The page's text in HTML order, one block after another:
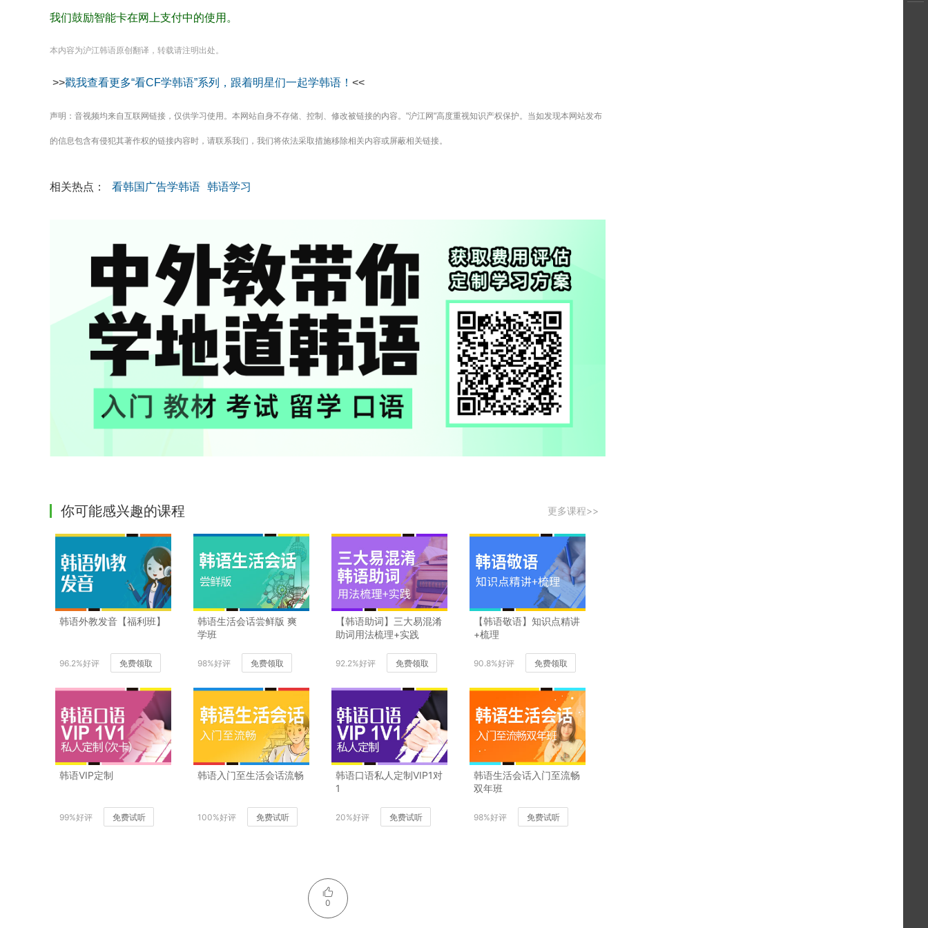
我们鼓励智能卡在网上支付中的使用。
本内容为沪江韩语原创翻译，转载请注明出处。
>>戳我查看更多“看CF学韩语”系列，跟着明星们一起学韩语！ <<
声明：音视频均来自互联网链接，仅供学习使用。本网站自身不存储、控制、修改被链接的内容。"沪江网"高度重视知识产权保护。当如发现本网站发布
的信息包含有侵犯其著作权的链接内容时，请联系我们，我们将依法采取措施移除相关内容或屏蔽相关链接。
相关热点： 看韩国广告学韩语 韩语学习
你可能感兴趣的课程 更多课程>>
韩语外教发音【福利班】
96.2%好评 免费领取
韩语生活会话尝鲜版 爽
学班
98%好评 免费领取
【韩语助词】三大易混淆
助词用法梳理+实践
92.2%好评 免费领取
【韩语敬语】知识点精讲
+梳理
90.8%好评 免费领取
韩语VIP定制
99%好评 免费试听
韩语入门至生活会话流畅
100%好评 免费试听
韩语口语私人定制VIP1对
1
20%好评 免费试听
韩语生活会话入门至流畅
双年班
98%好评 免费试听
0